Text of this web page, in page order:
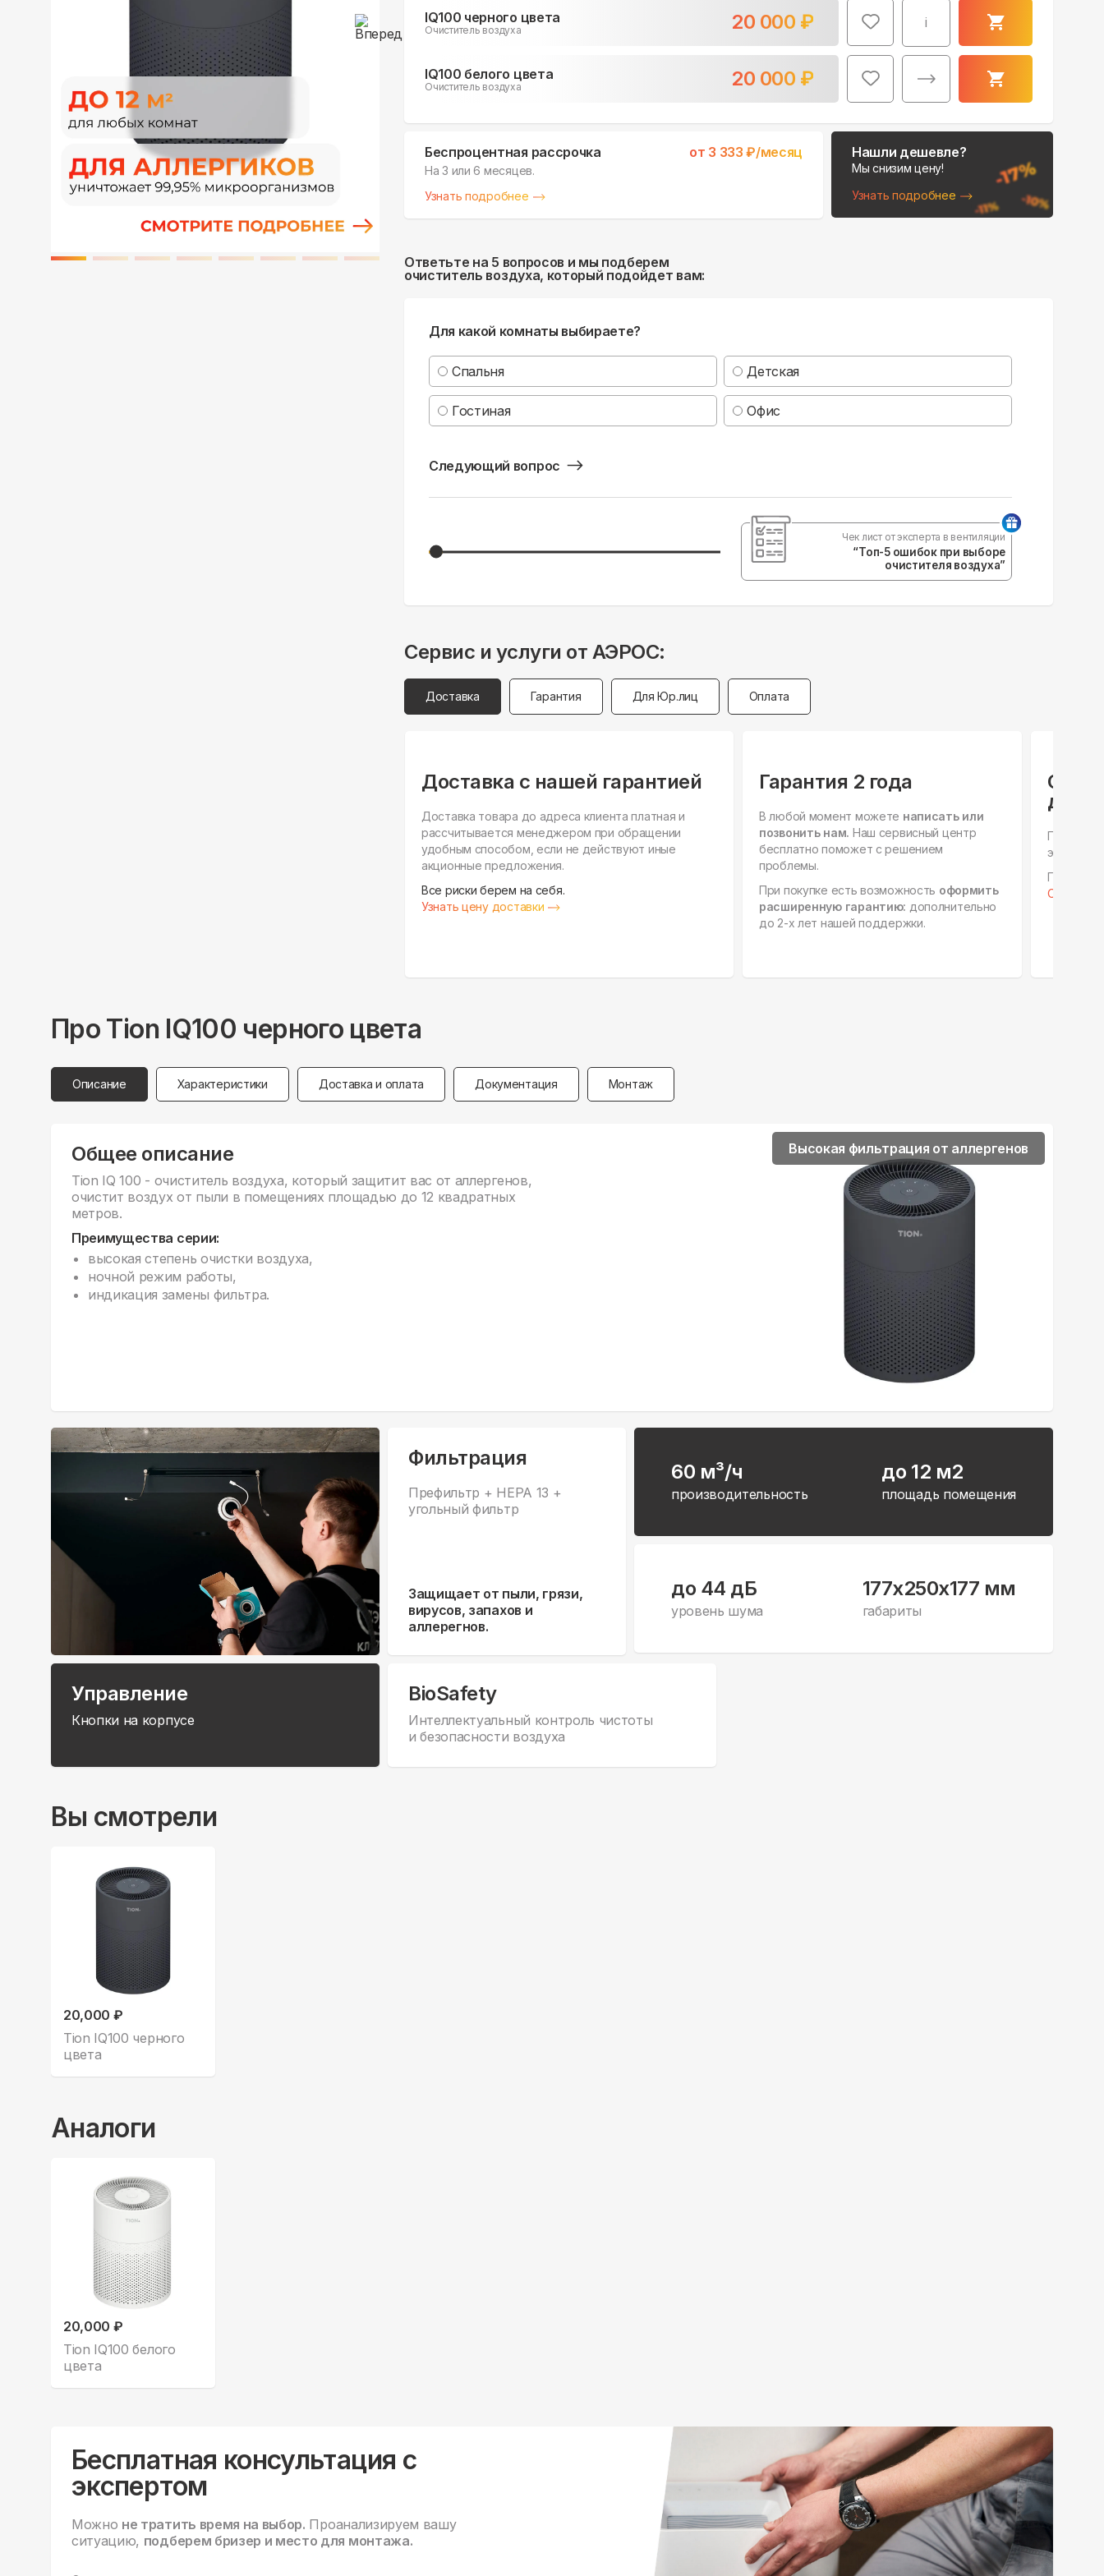
IQ100 черного цвета
Очиститель воздуха 20 000 ₽ i
IQ100 белого цвета
Очиститель воздуха 20 000 ₽
Беспроцентная рассрочка от 3 333 ₽/месяц
На 3 или 6 месяцев.
Узнать подробнее
Нашли дешевле?
Мы снизим цену!
Узнать подробнее
Ответьте на 5 вопросов и мы подберем
очиститель воздуха, который подойдет вам:
Для какой комнаты выбираете?
Спальня Детская
Гостиная Офис
Следующий вопрос
Чек лист от эксперта в вентиляции
“Топ-5 ошибок при выборе
очистителя воздуха”
Сервис и услуги от АЭРОС:
Доставка Гарантия Для Юр.лиц Оплата
Доставка с нашей гарантией
Доставка товара до адреса клиента платная и
рассчитывается менеджером при обращении
удобным способом, если не действуют иные
акционные предложения.
Все риски берем на себя.
Узнать цену доставки
Гарантия 2 года
В любой момент можете написать или
позвонить нам. Наш сервисный центр
бесплатно поможет с решением
проблемы.
При покупке есть возможность оформить
расширенную гарантию: дополнительно
до 2-х лет нашей поддержки.
для
этапах,
Готовы к
Про Tion IQ100 черного цвета
Описание Характеристики Доставка и оплата Документация Монтаж
Общее описание
Tion IQ 100 - очиститель воздуха, который защитит вас от аллергенов,
очистит воздух от пыли в помещениях площадью до 12 квадратных
метров.
Преимущества серии:
высокая степень очистки воздуха,
ночной режим работы,
индикация замены фильтра.
Высокая фильтрация от аллергенов
Фильтрация
Префильтр + HEPA 13 +
угольный фильтр
Защищает от пыли, грязи,
вирусов, запахов и
аллерегнов.
60 м³/ч
производительность
до 12 м2
площадь помещения
до 44 дБ
уровень шума
177x250x177 мм
габариты
Управление
Кнопки на корпусе
BioSafety
Интеллектуальный контроль чистоты
и безопасности воздуха
Вы смотрели
20,000 ₽
Tion IQ100 черного
цвета
Аналоги
20,000 ₽
Tion IQ100 белого
цвета
Бесплатная консультация с
экспертом
Можно не тратить время на выбор. Проанализируем вашу
ситуацию, подберем бризер и место для монтажа.